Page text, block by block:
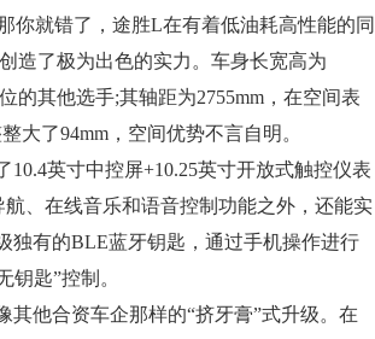
就错了，途胜L在有着低油耗高性能的同
造了极为出色的实力。车身长宽高为
的其他选手;其轴距为2755mm，在空间表
大了94mm，空间优势不言自明。
英寸中控屏+10.25英寸开放式触控仪表
、在线音乐和语音控制功能之外，还能实
独有的BLE蓝牙钥匙，通过手机操作进行
匙”控制。
他合资车企那样的“挤牙膏”式升级。在